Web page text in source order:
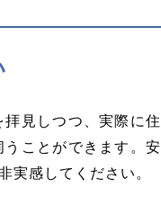
見しつつ、実際に住
ことができます。安
実感してください。